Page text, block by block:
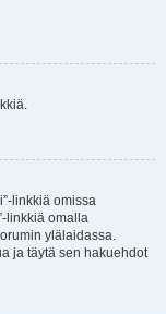
linkkiä omissa
linkkiä omalla
ylälaidassa.
ja täytä sen hakuehdot